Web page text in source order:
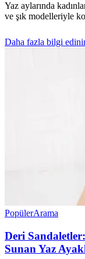
Yaz aylarında
ve şık modelleriyle
Daha fazla bilgi
PopülerArama
Deri
Sunan Yaz